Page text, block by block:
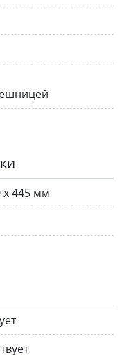
х 445 мм